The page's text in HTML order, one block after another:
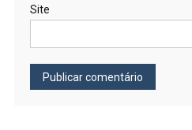
Site